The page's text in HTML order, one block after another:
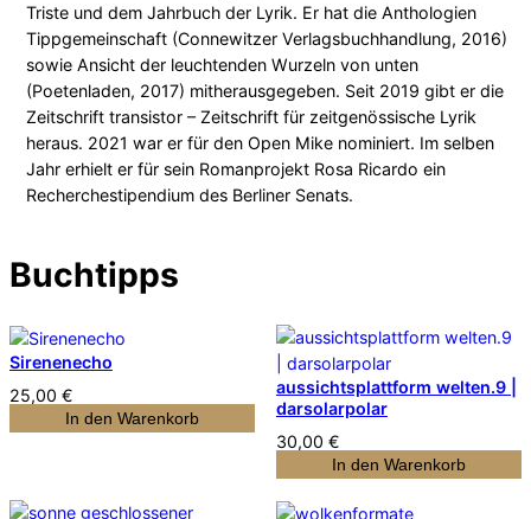
Triste und dem Jahrbuch der Lyrik. Er hat die Anthologien
Tippgemeinschaft (Connewitzer Verlagsbuchhandlung, 2016)
sowie Ansicht der leuchtenden Wurzeln von unten
(Poetenladen, 2017) mitherausgegeben. Seit 2019 gibt er die
Zeitschrift transistor – Zeitschrift für zeitgenössische Lyrik
heraus. 2021 war er für den Open Mike nominiert. Im selben
Jahr erhielt er für sein Romanprojekt Rosa Ricardo ein
Recherchestipendium des Berliner Senats.
Buchtipps
Sirenenecho
25,00 €
In den Warenkorb
aussichtsplattform welten.9 |
darsolarpolar
30,00 €
In den Warenkorb